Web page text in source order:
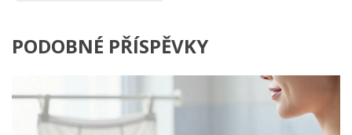
PODOBNÉ PŘÍSPĚVKY